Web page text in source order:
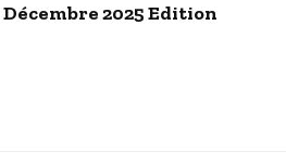
2025 Edition